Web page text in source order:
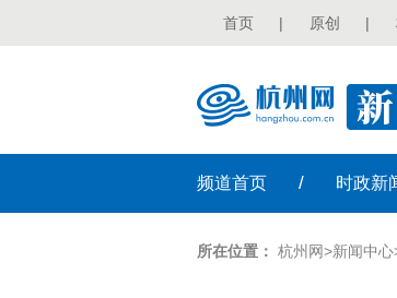
首页 | 原创 |
频道首页 / 时政新
所在位置： 杭州网>新闻中心